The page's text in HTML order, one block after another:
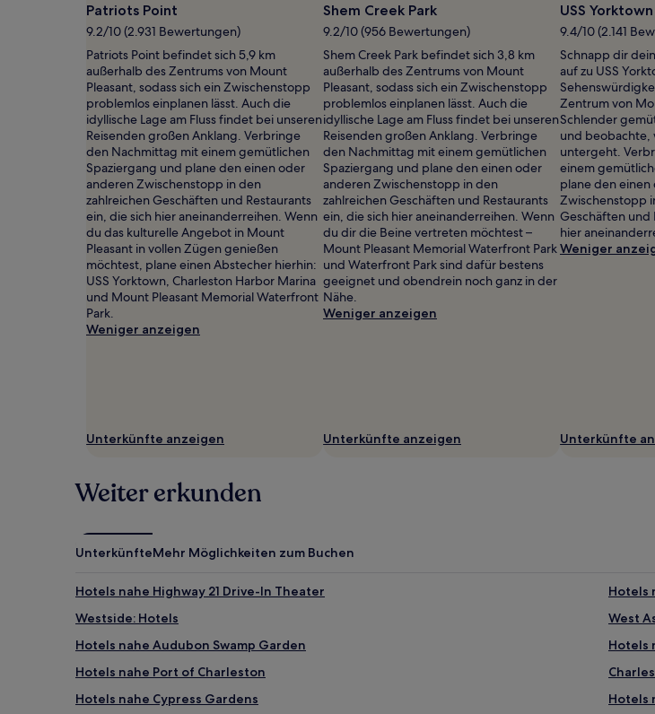
Preise
und
Verfügbarkeiten
können
sich
ändern.
Es
können
zusätzliche
Bedingungen
gelten.
Patriots Point
9.2/10 (2.931 Bewertungen)
Patriots Point befindet sich 5,9 km
außerhalb des Zentrums von Mount
Pleasant, sodass sich ein Zwischenstopp
problemlos einplanen lässt. Auch die
idyllische Lage am Fluss findet bei unseren
Reisenden großen Anklang. Verbringe
den Nachmittag mit einem gemütlichen
Spaziergang und plane den einen oder
anderen Zwischenstopp in den
zahlreichen Geschäften und Restaurants
ein, die sich hier aneinanderreihen. Wenn
du das kulturelle Angebot in Mount
Pleasant in vollen Zügen genießen
möchtest, plane einen Abstecher hierhin:
USS Yorktown, Charleston Harbor Marina
und Mount Pleasant Memorial Waterfront
Park.
Weniger anzeigen
Unterkünfte anzeigen
Shem Creek Park
9.2/10 (956 Bewertungen)
Shem Creek Park befindet sich 3,8 km
außerhalb des Zentrums von Mount
Pleasant, sodass sich ein Zwischenstopp
problemlos einplanen lässt. Auch die
idyllische Lage am Fluss findet bei unseren
Reisenden großen Anklang. Verbringe
den Nachmittag mit einem gemütlichen
Spaziergang und plane den einen oder
anderen Zwischenstopp in den
zahlreichen Geschäften und Restaurants
ein, die sich hier aneinanderreihen. Wenn
du dir die Beine vertreten möchtest –
Mount Pleasant Memorial Waterfront Park
und Waterfront Park sind dafür bestens
geeignet und obendrein noch ganz in der
Nähe.
Weniger anzeigen
Unterkünfte anzeigen
USS Yorktown
9.4/10 (2.141
Schnapp dir
auf zu USS
Zentrum von
Schlender
und beobachte,
untergeht.
einem
plane den
Zwischenstopp
Geschäften und
hier
Weniger
Unterkünfte
Weiter erkunden
UnterkünfteMehr Möglichkeiten zum Buchen
Hotels nahe Highway 21 Drive-In Theater
Hotels
Westside: Hotels
West
Hotels nahe Audubon Swamp Garden
Hotels
Hotels nahe Port of Charleston
Hotels nahe Cypress Gardens
Hotels